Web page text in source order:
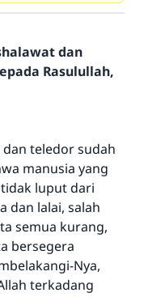
dan
Rasulullah,
teledor sudah
manusia yang
luput dari
dan lalai, salah
semua kurang,
bersegera
Nya,
terkadang